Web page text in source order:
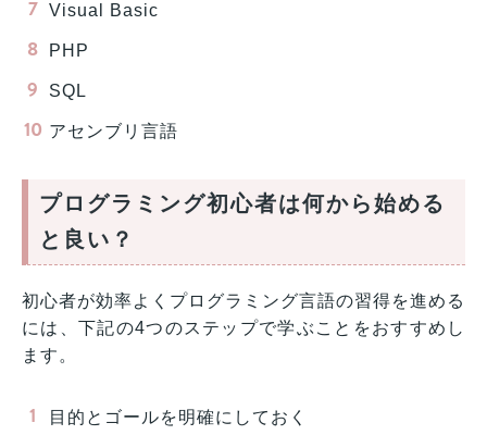
Visual Basic
PHP
SQL
アセンブリ言語
プログラミング初心者は何から始める
と良い？
初心者が効率よくプログラミング言語の習得を進める
には、下記の4つのステップで学ぶことをおすすめし
ます。
目的とゴールを明確にしておく